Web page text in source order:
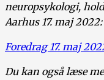
neuropsykologi,
Aarhus 17. maj 2022:
Foredrag 17. maj
Du kan også læse